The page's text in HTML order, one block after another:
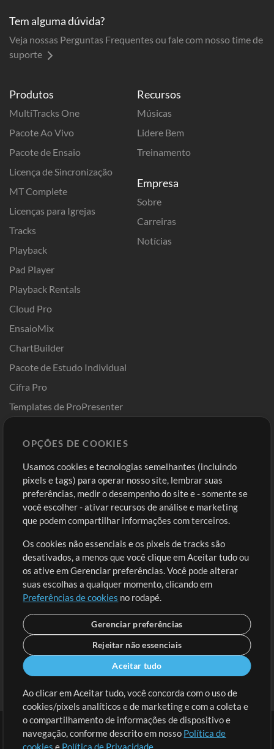
Produtos
MultiTracks One
Pacote Ao Vivo
Pacote de Ensaio
Licença de Sincronização
MT Complete
Licenças para Igrejas
Tracks
Playback
Pad Player
Playback Rentals
Cloud Pro
EnsaioMix
ChartBuilder
Pacote de Estudo Individual
Cifra Pro
Templates de ProPresenter
Recursos
Músicas
Lidere Bem
Treinamento
Empresa
Sobre
Carreiras
Notícias
Comprar Créditos
Conteúdo Grátis
Solicite uma Música
Extras
Sessões
Envie seu conteúdo
Playlist
MT Conference
Entre
Cadastre-se
Ir ao carrinho
Tem alguma dúvida?
Veja nossas Perguntas Frequentes ou fale com nosso time de
suporte
OPÇÕES DE COOKIES
Usamos cookies e tecnologias semelhantes (incluindo
pixels e tags) para operar nosso site, lembrar suas
preferências, medir o desempenho do site e - somente se
você escolher - ativar recursos de análise e marketing
que podem compartilhar informações com terceiros.
Os cookies não essenciais e os pixels de tracks são
desativados, a menos que você clique em Aceitar tudo ou
os ative em Gerenciar preferências. Você pode alterar
suas escolhas a qualquer momento, clicando em
Preferências de cookies no rodapé.
Gerenciar preferências
Rejeitar não essenciais
Aceitar tudo
Ao clicar em Aceitar tudo, você concorda com o uso de
cookies/pixels analíticos e de marketing e com a coleta e
o compartilhamento de informações de dispositivo e
navegação, conforme descrito em nosso Política de
cookies e Política de Privacidade